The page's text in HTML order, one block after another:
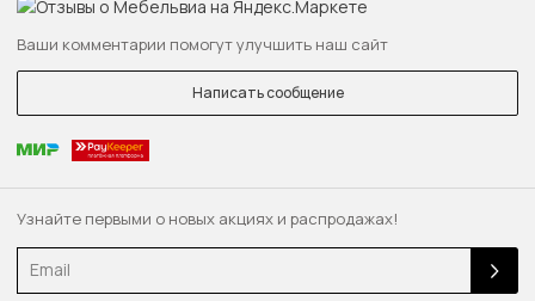
Узнайте первыми о новых акциях и распродажах!
Ваши комментарии помогут улучшить наш сайт
Написать сообщение